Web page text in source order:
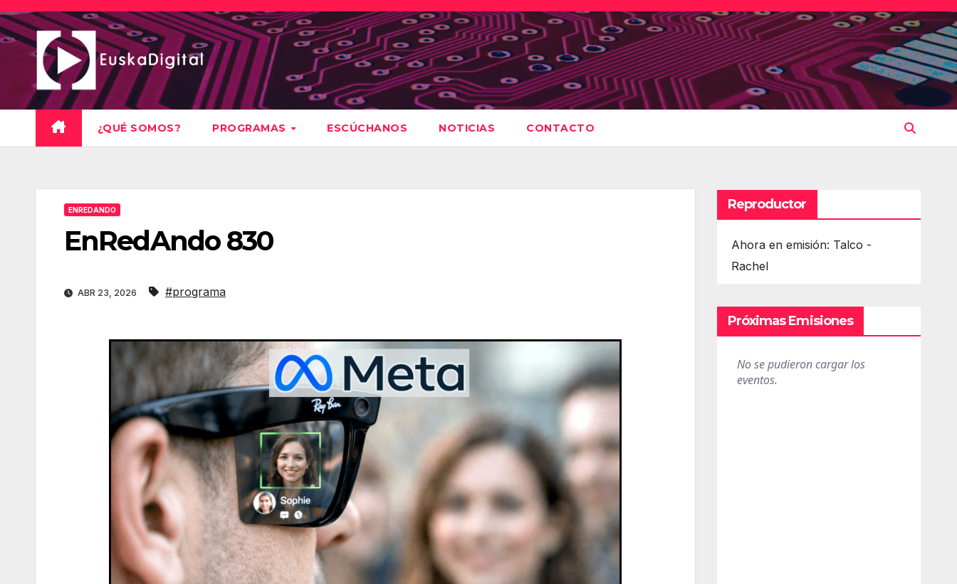
Saltar
al
contenido
¿QUÉ SOMOS? PROGRAMAS ESCÚCHANOS NOTICIAS CONTACTO
ENREDANDO
EnRedAndo 830
ABR 23, 2026 #programa
Reproductor
Ahora en emisión: Talco -
Rachel
Próximas Emisiones